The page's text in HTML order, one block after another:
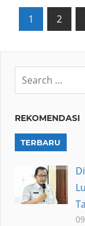
Posts
1 2
REKOMENDASI
TERBARU